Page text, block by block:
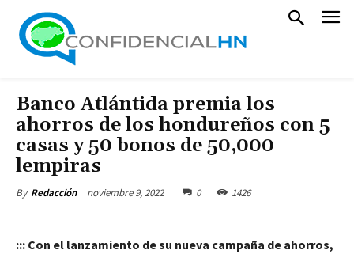
Banco Atlántida premia los
ahorros de los hondureños con 5
casas y 50 bonos de 50,000
lempiras
By Redacción noviembre 9, 2022 0 1426
::: Con el lanzamiento de su nueva campaña de ahorros,